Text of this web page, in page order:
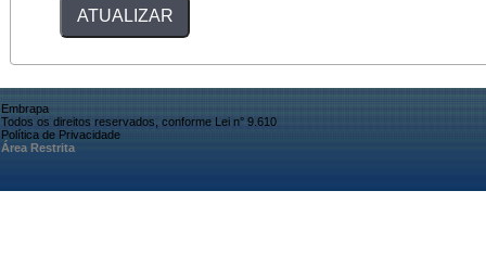
Embrapa
Todos os direitos reservados, conforme Lei n° 9.610
Política de Privacidade
Área Restrita